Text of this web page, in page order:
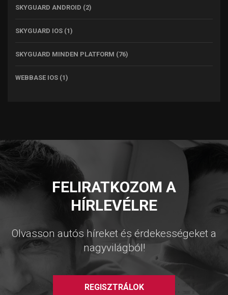
SKYGUARD ANDROID (2)
SKYGUARD IOS (1)
SKYGUARD MINDEN PLATFORM (76)
WEBBASE IOS (1)
FELIRATKOZOM A
HÍRLEVÉLRE
Olvasson autós híreket és érdekességeket a
nagyvilágból!
REGISZTRÁLOK